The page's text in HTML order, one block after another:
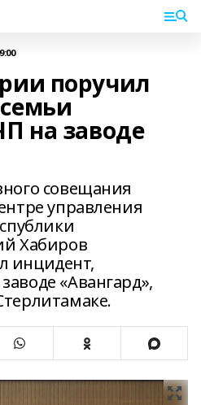
поручил
на заводе
совещания
управления
Хабиров
инцидент,
«Авангард»,